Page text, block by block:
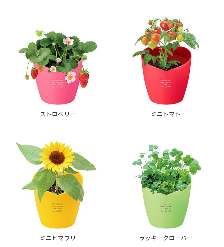
ストロベリー ミニトマト
ミニヒマワリ ラッキークローバー